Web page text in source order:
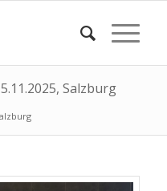
Salzburg